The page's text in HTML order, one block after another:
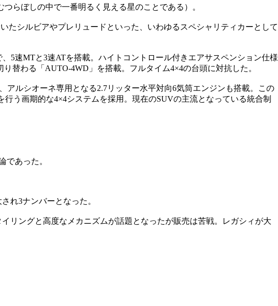
らぼしの中で一番明るく見える星のことである）。
たシルビアやプレリュードといった、いわゆるスペシャリティカーとして
5速MTと3速ATを搭載。ハイトコントロール付きエアサスペンション仕様
替わる「AUTO-4WD」を搭載。フルタイム4×4の台頭に対抗した。
ルシオーネ専用となる2.7リッター水平対向6気筒エンジンも搭載。この
う画期的な4×4システムを採用。現在のSUVの主流となっている統合制
であった。
れ3ナンバーとなった。
リングと高度なメカニズムが話題となったが販売は苦戦。レガシィが大